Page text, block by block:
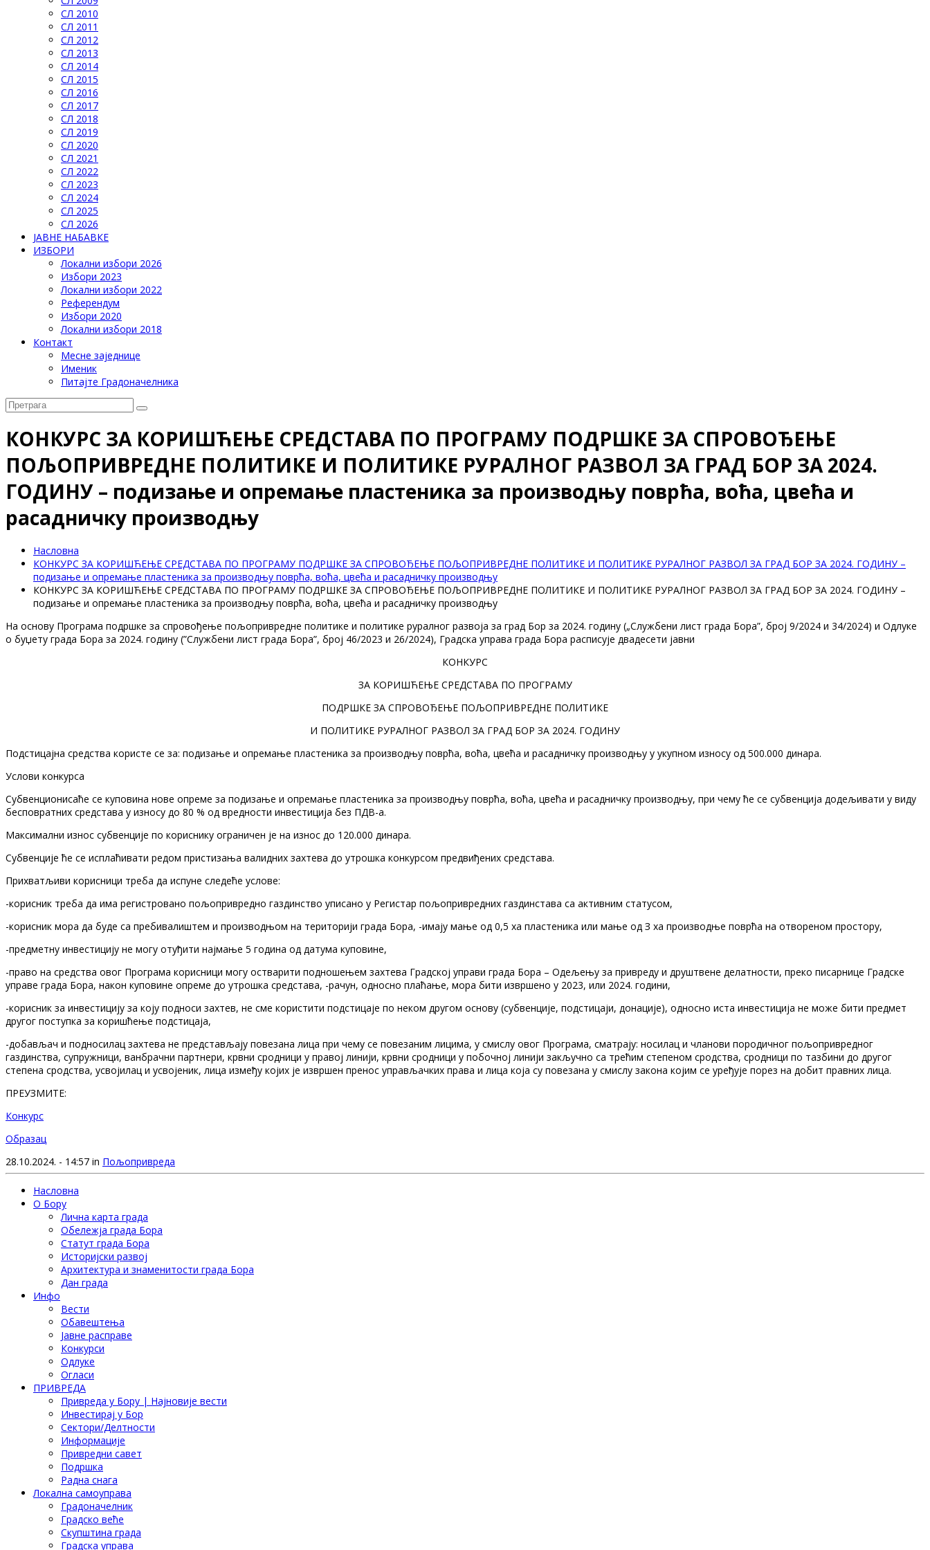
СЛ 2010
СЛ 2011
СЛ 2012
СЛ 2013
СЛ 2014
СЛ 2015
СЛ 2016
СЛ 2017
СЛ 2018
СЛ 2019
СЛ 2020
СЛ 2021
СЛ 2022
СЛ 2023
СЛ 2024
СЛ 2025
СЛ 2026
ЈАВНЕ НАБАВКЕ
ИЗБОРИ
Локални избори 2026
Избори 2023
Локални избори 2022
Референдум
Избори 2020
Локални избори 2018
Контакт
Месне заједнице
Именик
Питајте Градоначелника
КОНКУРС ЗА КОРИШЋЕЊЕ СРЕДСТАВА ПО ПРОГРАМУ ПОДРШКЕ ЗА СПРОВОЂЕЊЕ
ПОЉОПРИВРЕДНЕ ПОЛИТИКЕ И ПОЛИТИКЕ РУРАЛНОГ РАЗВОЛ ЗА ГРАД БОР ЗА 2024.
ГОДИНУ – подизање и опремање пластеника за производњу поврћа, воћа, цвећа и
расадничку производњу
Насловна
КОНКУРС ЗА КОРИШЋЕЊЕ СРЕДСТАВА ПО ПРОГРАМУ ПОДРШКЕ ЗА СПРОВОЂЕЊЕ ПОЉОПРИВРЕДНЕ ПОЛИТИКЕ И ПОЛИТИКЕ РУРАЛНОГ РАЗВОЛ ЗА ГРАД БОР ЗА 2024. ГОДИНУ –
подизање и опремање пластеника за производњу поврћа, воћа, цвећа и расадничку производњу
КОНКУРС ЗА КОРИШЋЕЊЕ СРЕДСТАВА ПО ПРОГРАМУ ПОДРШКЕ ЗА СПРОВОЂЕЊЕ ПОЉОПРИВРЕДНЕ ПОЛИТИКЕ И ПОЛИТИКЕ РУРАЛНОГ РАЗВОЛ ЗА ГРАД БОР ЗА 2024. ГОДИНУ –
подизање и опремање пластеника за производњу поврћа, воћа, цвећа и расадничку производњу
На основу Програма подршке за спровођење пољопривредне политике и политике руралног развоја за град Бор за 2024. годину („Службени лист града Бора”, број 9/2024 и 34/2024) и Одлуке
о буџету града Бора за 2024. годину (”Службени лист града Бора”, број 46/2023 и 26/2024), Градска управа града Бора расписује двадесети јавни
КОНКУРС
ЗА КОРИШЋЕЊЕ СРЕДСТАВА ПО ПРОГРАМУ
ПОДРШКЕ ЗА СПРОВОЂЕЊЕ ПОЉОПРИВРЕДНЕ ПОЛИТИКЕ
И ПОЛИТИКЕ РУРАЛНОГ РАЗВОЛ ЗА ГРАД БОР ЗА 2024. ГОДИНУ
Подстицајна средства користе се за: подизање и опремање пластеника за производњу поврћа, воћа, цвећа и расадничку производњу у укупном износу од 500.000 динара.
Услови конкурса
Субвенционисаће се куповина нове опреме за подизање и опремање пластеника за производњу поврћа, воћа, цвећа и расадничку производњу, при чему ће се субвенција додељивати у виду
бесповратних средстава у износу до 80 % од вредности инвестиција без ПДВ-а.
Максимални износ субвенције по кориснику ограничен је на износ до 120.000 динара.
Субвенције ће се исплаћивати редом пристизања валидних захтева до утрошка конкурсом предвиђених средстава.
Прихватљиви корисници треба да испуне следеће услове:
-корисник треба да има регистровано пољопривредно газдинство уписано у Регистар пољопривредних газдинстава са активним статусом,
-корисник мора да буде са пребивалиштем и производњом на територији града Бора, -имају мање од 0,5 ха пластеника или мање од З ха производње поврћа на отвореном простору,
-предметну инвестицију не могу отуђити најмање 5 година од датума куповине,
-право на средства овог Програма корисници могу остварити подношењем захтева Градској управи града Бора – Одељењу за привреду и друштвене делатности, преко писарнице Градске
управе града Бора, након куповине опреме до утрошка средстава, -рачун, односно плаћање, мора бити извршено у 2023, или 2024. години,
-корисник за инвестицију за коју подноси захтев, не сме користити подстицаје по неком другом основу (субвенције, подстицаји, донације), односно иста инвестиција не може бити предмет
другог поступка за коришћење подстицаја,
-добављач и подносилац захтева не представљају повезана лица при чему се повезаним лицима, у смислу овог Програма, сматрају: носилац и чланови породичног пољопривредног
газдинства, супружници, ванбрачни партнери, крвни сродници у правој линији, крвни сродници у побочној линији закључно са трећим степеном сродства, сродници по тазбини до другог
степена сродства, усвојилац и усвојеник, лица између којих је извршен пренос управљачких права и лица која су повезана у смислу закона којим се уређује порез на добит правних лица.
ПРЕУЗМИТЕ:
Конкурс
Образац
28.10.2024. - 14:57 in Пољопривреда
Насловна
О Бору
Лична карта града
Обележја града Бора
Статут града Бора
Историјски развој
Архитектура и знаменитости града Бора
Дан града
Инфо
Вести
Обавештења
Јавне расправе
Конкурси
Одлуке
Огласи
ПРИВРЕДА
Привреда у Бору | Најновије вести
Инвестирај у Бор
Сектори/Делтности
Информације
Привредни савет
Подршка
Радна снага
Локална самоуправа
Градоначелник
Градско веће
Скупштина града
Градска управа